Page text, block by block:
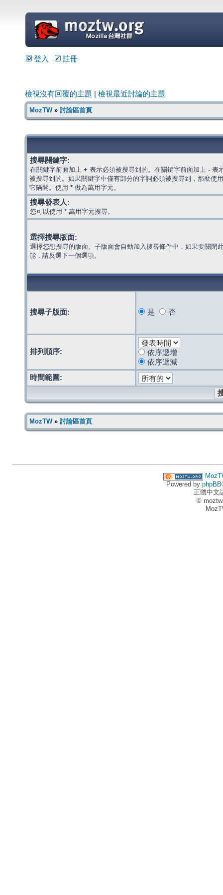
=
登入 註冊
檢視沒有回覆的主題 檢視最近討論的主題
MozTW» 討論區首頁
搜尋關鍵字:
在關鍵字前面加上 + 表示必須被搜尋到的。在關鍵字前面加上 - 表
被搜尋到的。如果關鍵字中僅有部分的字詞必須被搜尋到，那麼使
它隔開。使用 * 做為萬用字元。
搜尋發表人:
您可以使用 * 萬用字元搜尋。
選擇搜尋版面:
選擇您想搜尋的版面。子版面會自動加入搜尋條件中，如果要關閉
能，請反選下一個選項。
搜尋子版面: 是 否
排列順序:
依序遞增
依序遞減
時間範圍:
MozTW» 討論區首頁
Powered by phpBB
正體中文
©